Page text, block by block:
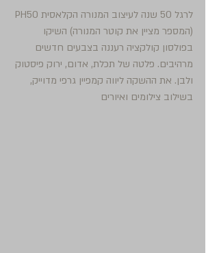
(המספר מציין את קוטר המנורה) השיקו
בפולסון קולקציה רעננה בצבעים חדשים
מרהיבים. פלטה של תכלת, אדום, ירוק פיסטוק
ולבן. את ההשקה ליווה קמפיין גרפי מדוייק,
בשילוב צילומים ואיורים